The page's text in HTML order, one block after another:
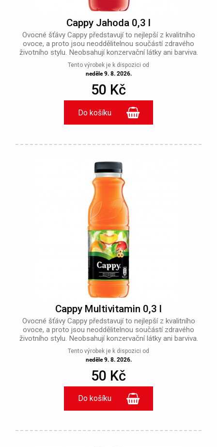
Cappy Jahoda 0,3 l
Ovocné šťávy Cappy představují to nejlepší z kvalitního
ovoce, a proto jsou neoddělitelnou součástí zdravého
životního stylu. Neobsahují konzervační látky ani barviva.
Tento výrobek je k dispozici od
neděle 9. 8. 2026.
50 Kč
Cappy Multivitamin 0,3 l
Ovocné šťávy Cappy představují to nejlepší z kvalitního
ovoce, a proto jsou neoddělitelnou součástí zdravého
životního stylu. Neobsahují konzervační látky ani barviva.
Tento výrobek je k dispozici od
neděle 9. 8. 2026.
50 Kč